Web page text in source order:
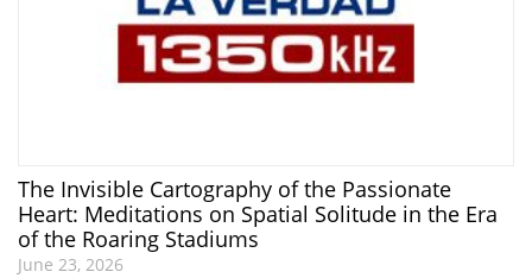
The Invisible Cartography of the Passionate
Heart: Meditations on Spatial Solitude in the Era
of the Roaring Stadiums
June 23, 2026